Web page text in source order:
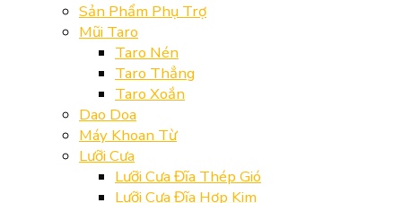
Sản Phẩm Phụ Trợ
Mũi Taro
Taro Nén
Taro Thẳng
Taro Xoắn
Dao Doa
Máy Khoan Từ
Lưỡi Cưa
Lưỡi Cưa Đĩa Thép Gió
Lưỡi Cưa Đĩa Hợp Kim